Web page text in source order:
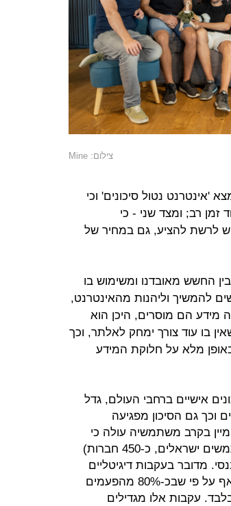
צילום: Mine
'אינטרנט נטול סיכונים' וכי
זמן רב; ומצד שני - כי
לרשת להציע, גם במחיר של
החשש מאובדנו ומשימוש בו
להמשיך וליהנות מהאינטרנט,
מידע הם מוסרים, היכן הוא
בו עוד צורך ימחק לאלתר, וכך
מלא על חלוקת המידע
אישיים ברחבי העולם, גדל
וכך גם הסיכון מפגיעה
בקרב משתמשיה עולה כי
בממוצע, בכל רגע נתון, כ-350 חברות (ובקרב משתמשים ישראלים, כ-450 חברות)
מדובר בעקבות דיגיטליים
(digital footprints) שנשארים ברשת במשך שנים, אף על פי שבכ-80% מהפעמים
עקבות אלו מגדילים